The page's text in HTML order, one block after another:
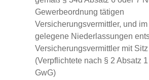
Gewerbeordnung tätigen
Versicherungsvermittler, und im
gelegene Niederlassungen
Versicherungsvermittler mit
(Verpflichtete nach § 2 Absatz
GwG)